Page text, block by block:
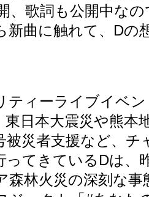
、歌詞も公開中な
新曲に触れて、Dの
ティーライブイベン
東日本大震災や熊本
被災者支援など、チ
ってきているDは、
森林火災の深刻な事